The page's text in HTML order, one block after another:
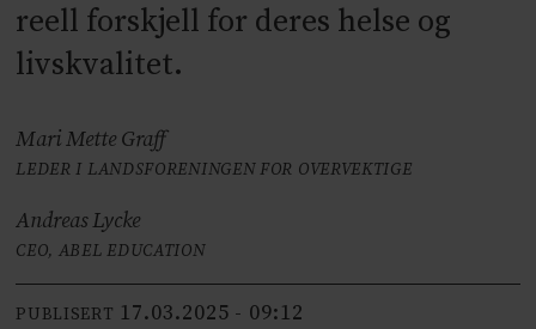
reell forskjell for deres helse og
livskvalitet.
Mari Mette Graff
LEDER I LANDSFORENINGEN FOR OVERVEKTIGE
Andreas Lycke
CEO, ABEL EDUCATION
PUBLISERT 17.03.2025 - 09:12